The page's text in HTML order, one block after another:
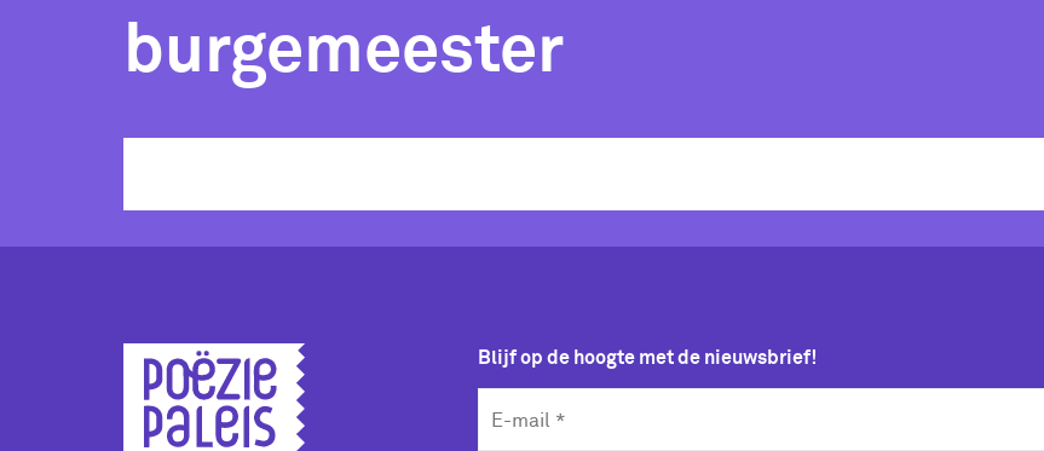
burgemeester
Blijf op de hoogte met de nieuwsbrief!